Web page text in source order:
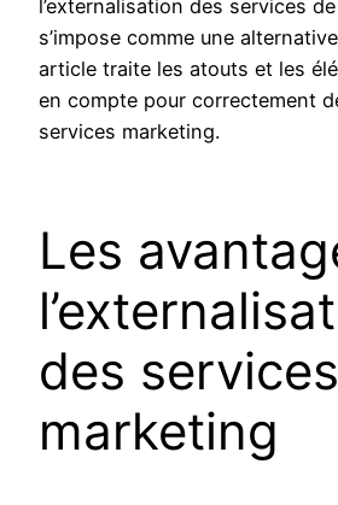
l’externalisation des services
s’impose comme une
article traite les atouts et les
en compte pour correctement
services marketing.
Les
des services
marketing